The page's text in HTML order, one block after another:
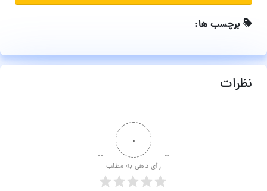
برچسب ها:
نظرات
۰
رأی دهی به مطلب